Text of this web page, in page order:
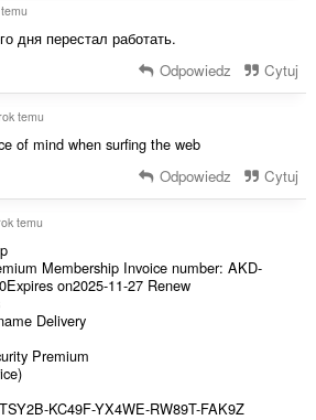
дня перестал работать.
Odpowiedz Cytuj
temu
of mind when surfing the web
Odpowiedz Cytuj
temu
Membership Invoice number: AKD-
on2025-11-27 Renew
Delivery
Premium
KC49F-YX4WE-RW89T-FAK9Z